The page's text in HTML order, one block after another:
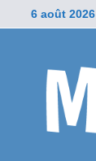
Passer
au
6 août 2026